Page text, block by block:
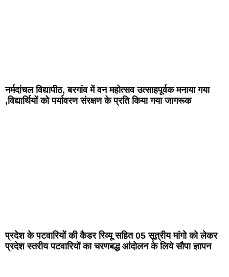
नर्मदांचल विद्यापीठ, बरगांव में वन महोत्सव उत्साहपूर्वक मनाया गया
,विद्यार्थियों को पर्यावरण संरक्षण के प्रति किया गया जागरूक
प्रदेश के पटवारियों की कैडर रिव्यू सहित 05 सूत्रीय मांगो को लेकर
प्रदेश स्तरीय पटवारियों का चरणबद्ध आंदोलन के लिये सौपा ज्ञापन